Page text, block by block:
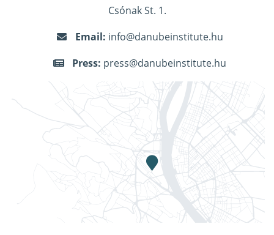
Csónak St. 1.
Email: info@danubeinstitute.hu
Press: press@danubeinstitute.hu